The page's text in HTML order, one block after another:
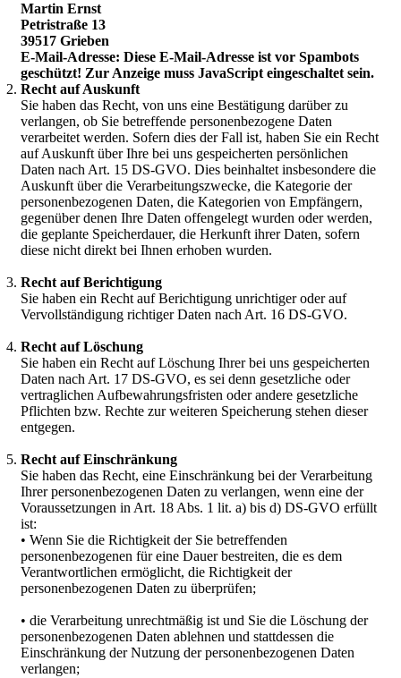
Martin Ernst
Petristraße 13
39517 Grieben
E-Mail-Adresse: Diese E-Mail-Adresse ist vor Spambots
geschützt! Zur Anzeige muss JavaScript eingeschaltet sein.
Recht auf Auskunft
Sie haben das Recht, von uns eine Bestätigung darüber zu
verlangen, ob Sie betreffende personenbezogene Daten
verarbeitet werden. Sofern dies der Fall ist, haben Sie ein Recht
auf Auskunft über Ihre bei uns gespeicherten persönlichen
Daten nach Art. 15 DS-GVO. Dies beinhaltet insbesondere die
Auskunft über die Verarbeitungszwecke, die Kategorie der
personenbezogenen Daten, die Kategorien von Empfängern,
gegenüber denen Ihre Daten offengelegt wurden oder werden,
die geplante Speicherdauer, die Herkunft ihrer Daten, sofern
diese nicht direkt bei Ihnen erhoben wurden.
Recht auf Berichtigung
Sie haben ein Recht auf Berichtigung unrichtiger oder auf
Vervollständigung richtiger Daten nach Art. 16 DS-GVO.
Recht auf Löschung
Sie haben ein Recht auf Löschung Ihrer bei uns gespeicherten
Daten nach Art. 17 DS-GVO, es sei denn gesetzliche oder
vertraglichen Aufbewahrungsfristen oder andere gesetzliche
Pflichten bzw. Rechte zur weiteren Speicherung stehen dieser
entgegen.
Recht auf Einschränkung
Sie haben das Recht, eine Einschränkung bei der Verarbeitung
Ihrer personenbezogenen Daten zu verlangen, wenn eine der
Voraussetzungen in Art. 18 Abs. 1 lit. a) bis d) DS-GVO erfüllt
ist:
• Wenn Sie die Richtigkeit der Sie betreffenden
personenbezogenen für eine Dauer bestreiten, die es dem
Verantwortlichen ermöglicht, die Richtigkeit der
personenbezogenen Daten zu überprüfen;
• die Verarbeitung unrechtmäßig ist und Sie die Löschung der
personenbezogenen Daten ablehnen und stattdessen die
Einschränkung der Nutzung der personenbezogenen Daten
verlangen;